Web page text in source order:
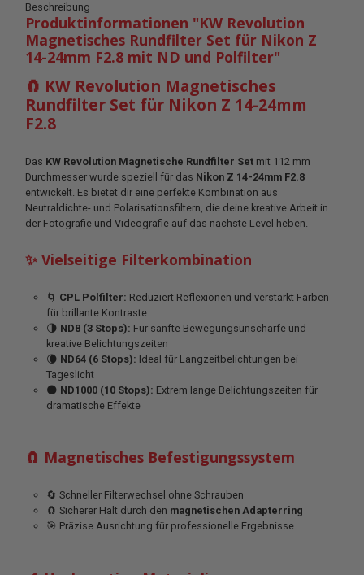
Beschreibung
Produktinformationen "KW Revolution
Magnetisches Rundfilter Set für Nikon Z
14-24mm F2.8 mit ND und Polfilter"
🧲 KW Revolution Magnetisches
Rundfilter Set für Nikon Z 14-24mm
F2.8
Das KW Revolution Magnetische Rundfilter Set mit 112 mm
Durchmesser wurde speziell für das Nikon Z 14-24mm F2.8
entwickelt. Es bietet dir eine perfekte Kombination aus
Neutraldichte- und Polarisationsfiltern, die deine kreative Arbeit in
der Fotografie und Videografie auf das nächste Level heben.
✨ Vielseitige Filterkombination
🌀 CPL Polfilter: Reduziert Reflexionen und verstärkt Farben
für brillante Kontraste
🌗 ND8 (3 Stops): Für sanfte Bewegungsunschärfe und
kreative Belichtungszeiten
🌘 ND64 (6 Stops): Ideal für Langzeitbelichtungen bei
Tageslicht
🌑 ND1000 (10 Stops): Extrem lange Belichtungszeiten für
dramatische Effekte
🧲 Magnetisches Befestigungssystem
🔄 Schneller Filterwechsel ohne Schrauben
🧲 Sicherer Halt durch den magnetischen Adapterring
🎯 Präzise Ausrichtung für professionelle Ergebnisse